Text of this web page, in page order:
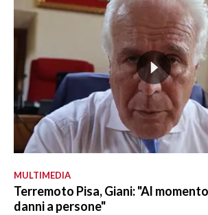
MULTIMEDIA
Terremoto Pisa, Giani: "Al
danni a persone"